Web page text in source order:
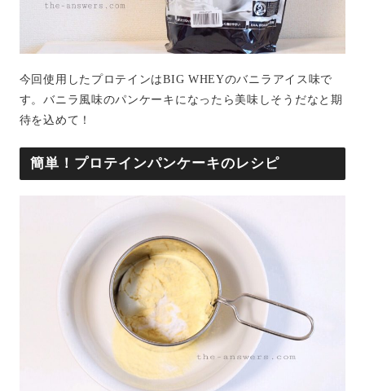
今回使用したプロテインはBIG WHEYのバニラアイス味で
す。バニラ風味のパンケーキになったら美味しそうだなと期
待を込めて！
簡単！プロテインパンケーキのレシピ